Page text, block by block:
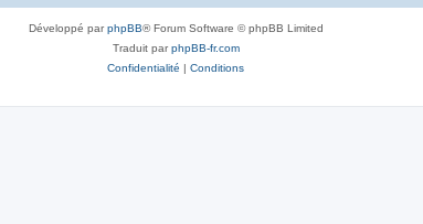
Développé parphpBB® Forum Software © phpBB Limited
Traduit parphpBB-fr.com
Confidentialité | Conditions